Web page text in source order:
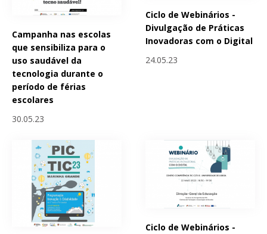
Campanha nas escolas
que sensibiliza para o
uso saudável da
tecnologia durante o
período de férias
escolares
30.05.23
Ciclo de Webinários -
Divulgação de Práticas
Inovadoras com o Digital
24.05.23
Ciclo de Webinários -